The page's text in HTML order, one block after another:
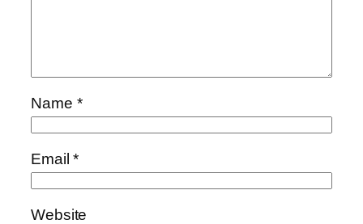
Name *
Email*
Website